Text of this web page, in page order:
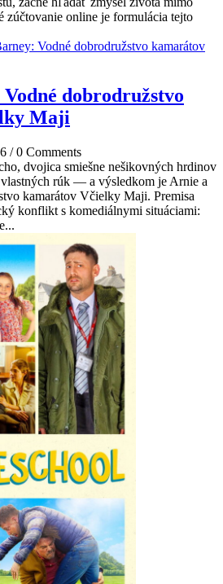
zúčtovanie online je formulácia tejto
dobrodružstvo
Maji
/0 Comments
dvojica smiešne nešikovných hrdinov
rúk — a výsledkom je Arnie a
kamarátov Včielky Maji. Premisa
konflikt s komediálnymi situáciami: